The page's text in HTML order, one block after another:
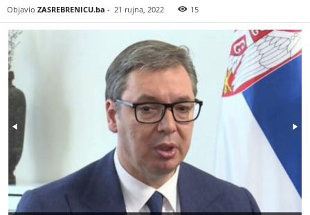
Objavio ZASREBRENICU.ba - 21 rujna, 2022 15